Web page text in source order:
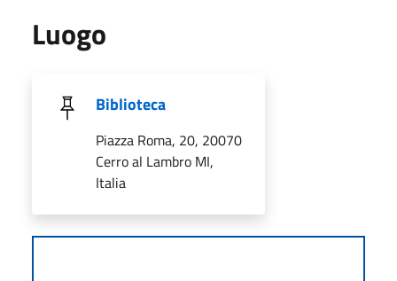
Luogo
Biblioteca
Piazza Roma, 20, 20070
Cerro al Lambro MI,
Italia